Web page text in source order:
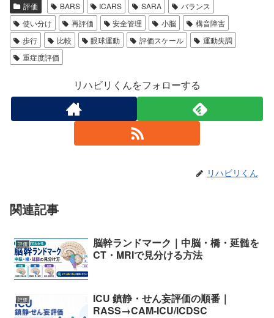
評価 BARS ICARS SARA
バランス
使い分け
再評価 安全管理 小脳
構音障害
歩行
比較 眼球運動 評価スケール
運動失調
重症度評価
リハビリくんをフォローする
リハビリくん
関連記事
評価
脳幹ランドマーク｜中脳・橋・延髄を
CT・MRIで見分ける方法
評価
ICU 鎮静・せん妄評価の順番｜
RASS→CAM-ICU/ICDSC